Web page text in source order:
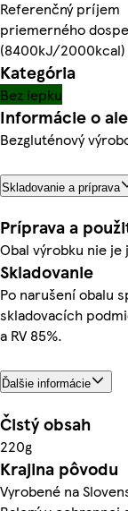
Referenčný príjem
priemerného
(8400kJ/2000kcal)
Kategória
Bez lepku
Informácie o
Bezgluténový
Skladovanie a príprava
Príprava a
Obal výrobku nie je
Skladovanie
Po narušení obalu
skladovacích
a RV 85%.
Ďalšie informácie
Čistý obsah
220g
Krajina pôvodu
Vyrobené na